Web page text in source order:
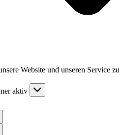
Website und unseren Service zu
aktiv